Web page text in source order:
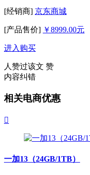
[经销商] 京东商城
[产品售价] ￥8999.00元
进入购买
人赞过该文 赞
内容纠错
相关电商优惠

一加13（24GB/1TB）